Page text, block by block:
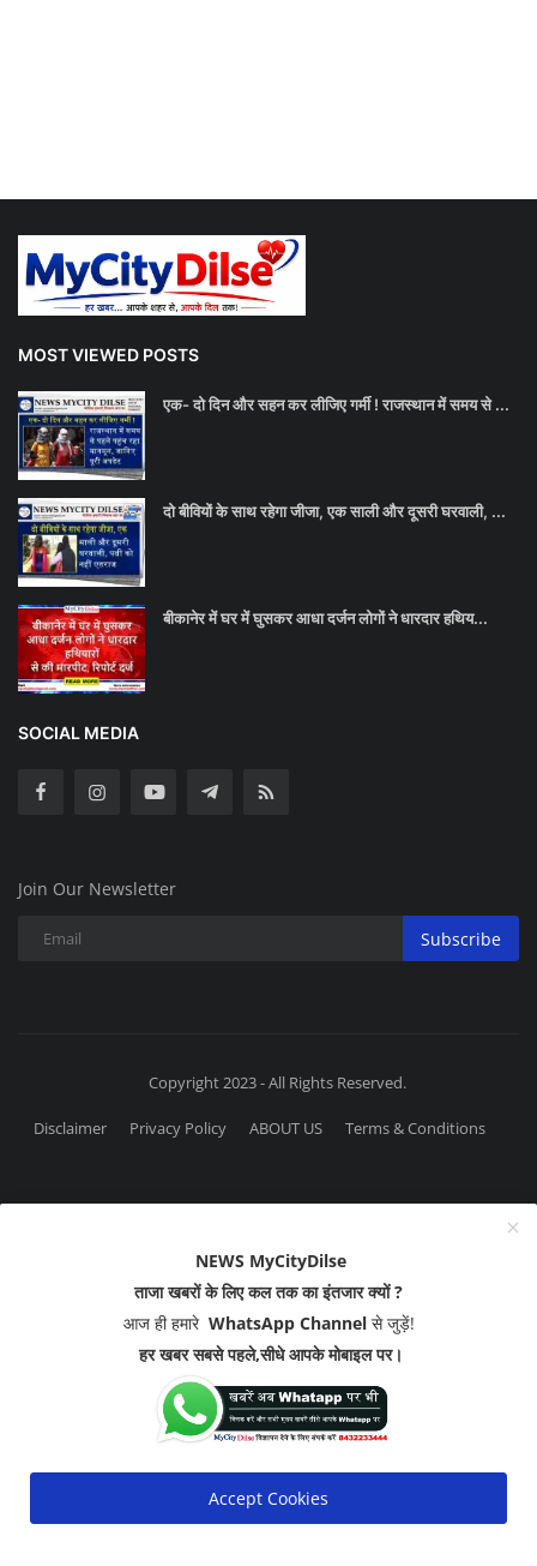
MOST VIEWED POSTS
एक- दो दिन और सहन कर लीजिए गर्मी ! राजस्थान में समय से ...
दो बीवियों के साथ रहेगा जीजा, एक साली और दूसरी घरवाली, ...
बीकानेर में घर में घुसकर आधा दर्जन लोगों ने धारदार हथिय...
SOCIAL MEDIA
Join Our Newsletter
Subscribe
Copyright 2023 - All Rights Reserved.
Disclaimer Privacy Policy ABOUT US Terms & Conditions
NEWS MyCityDilse
ताजा खबरों के लिए कल तक का इंतजार क्यों ?
आज ही हमारे WhatsApp Channelसे जुड़ें!
हर खबर सबसे पहले,सीधे आपके मोबाइल पर।
Accept Cookies